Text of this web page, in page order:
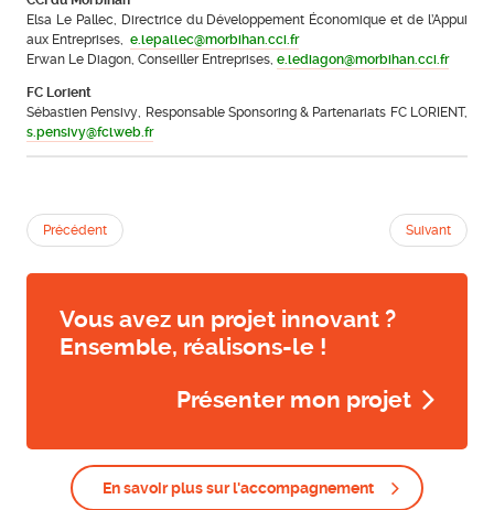
Elsa Le Pallec, Directrice du Développement Économique et de l’Appui
aux Entreprises, e.lepallec@morbihan.cci.fr
Erwan Le Diagon, Conseiller Entreprises, e.lediagon@morbihan.cci.fr
FC Lorient
Sébastien Pensivy, Responsable Sponsoring & Partenariats FC LORIENT,
s.pensivy@fclweb.fr
Précédent Suivant
Vous avez un projet innovant ?
Ensemble, réalisons-le !
Présenter mon projet
En savoir plus sur l'accompagnement